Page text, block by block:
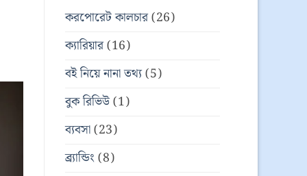
করপোরেট কালচার(26)
ক্যারিয়ার(16)
বই নিয়ে নানা তথ্য(5)
বুক রিভিউ(1)
ব্যবসা(23)
ব্র্যান্ডিং(8)